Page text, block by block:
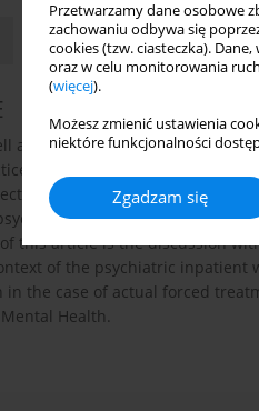
Przetwarzamy dane osobowe
zachowaniu odbywa się
cookies (tzw. ciasteczka).
oraz w celu monitorowania
(więcej).
Możesz zmienić ustawienia
niektóre funkcjonalności
Zgadzam się
as various schools stemming
Antipsychiatrists have
into an object, yet social
language plays'),
this article is the discussion
of the psychiatric inpatient
the case of actual forced
Health.